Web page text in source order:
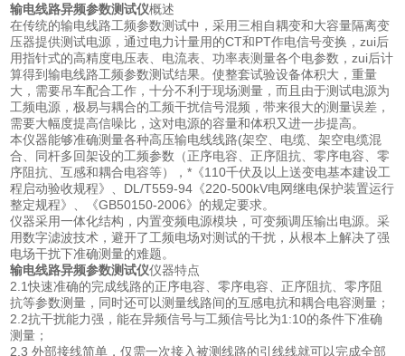
输电线路异频参数测试仪概述
在传统的输电线路工频参数测试中，采用三相自耦变和大容量隔离变
压器提供测试电源，通过电力计量用的CT和PT作电信号变换，zui后
用指针式的高精度电压表、电流表、功率表测量各个电参数，zui后计
算得到输电线路工频参数测试结果。使整套试验设备体积大，重量
大，需要吊车配合工作，十分不利于现场测量，而且由于测试电源为
工频电源，极易与耦合的工频干扰信号混频，带来很大的测量误差，
需要大幅度提高信噪比，这对电源的容量和体积又进一步提高。
本仪器能够准确测量各种高压输电线线路(架空、电缆、架空电缆混
合、同杆多回架设的工频参数（正序电容、正序阻抗、零序电容、零
序阻抗、互感和耦合电容等），*《110千伏及以上送变电基本建设工
程启动验收规程》、DL/T559-94《220-500kV电网继电保护装置运行
整定规程》、《GB50150-2006》的规定要求。
仪器采用一体化结构，内置变频电源模块，可变频调压输出电源。采
用数字滤波技术，避开了工频电场对测试的干扰，从根本上解决了强
电场干扰下准确测量的难题。
输电线路异频参数测试仪仪器特点
2.1快速准确的完成线路的正序电容、零序电容、正序阻抗、零序阻
抗等参数测量，同时还可以测量线路间的互感电抗和耦合电容测量；
2.2抗干扰能力强，能在异频信号与工频信号比为1:10的条件下准确
测量；
2.3 外部接线简单，仅需一次接入被测线路的引线线就可以完成全部